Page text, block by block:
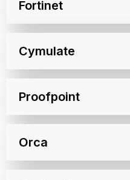
Fortinet​
Cymulate
Proofpoint
Orca